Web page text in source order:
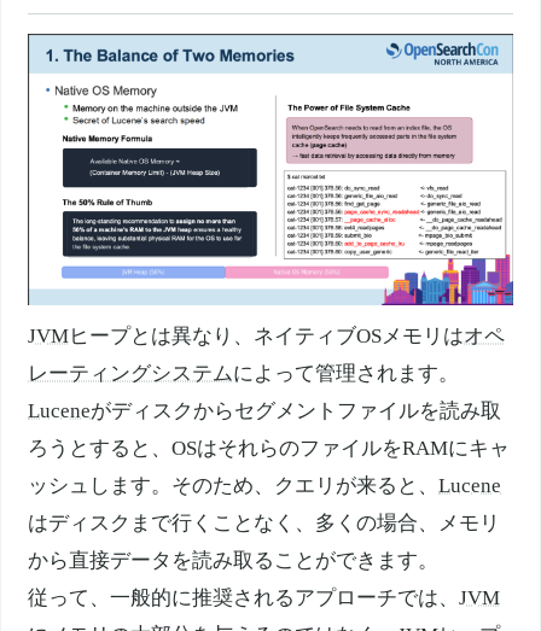
JVMヒープとは異なり、ネイティブOSメモリはオペ
レーティングシステムによって管理されます。
Luceneがディスクからセグメントファイルを読み取
ろうとすると、OSはそれらのファイルをRAMにキャ
ッシュします。そのため、クエリが来ると、Lucene
はディスクまで行くことなく、多くの場合、メモリ
から直接データを読み取ることができます。
従って、一般的に推奨されるアプローチでは、JVM